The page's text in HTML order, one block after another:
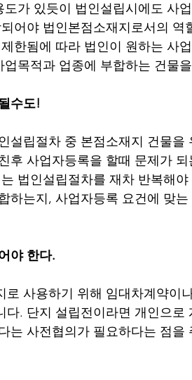
가 있듯이 법인설립시에도 사
어야 법인본점소재지로서의
한됨에 따라 법인이 원하는 사
업목적과 업종에 부합하는 건물
수도!
설립절차 중 본점소재지 건물
후 사업자등록을 할때 문제가
법인설립절차를 재차 반복해
하는지, 사업자등록 요건에 맞
야 한다.
로 사용하기 위해 임대차계약이
다. 단지 설립전이라면 개인으
는 사전협의가 필요하다는 점을